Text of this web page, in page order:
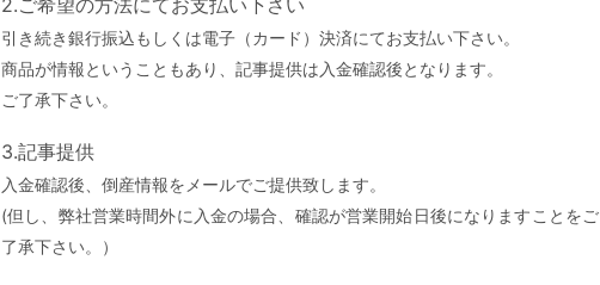
2.ご希望の方法にてお支払い下さい
引き続き銀行振込もしくは電子（カード）決済にてお支払い下さい。
商品が情報ということもあり、記事提供は入金確認後となります。
ご了承下さい。
3.記事提供
入金確認後、倒産情報をメールでご提供致します。
(但し、弊社営業時間外に入金の場合、確認が営業開始日後になりますことをご
了承下さい。）